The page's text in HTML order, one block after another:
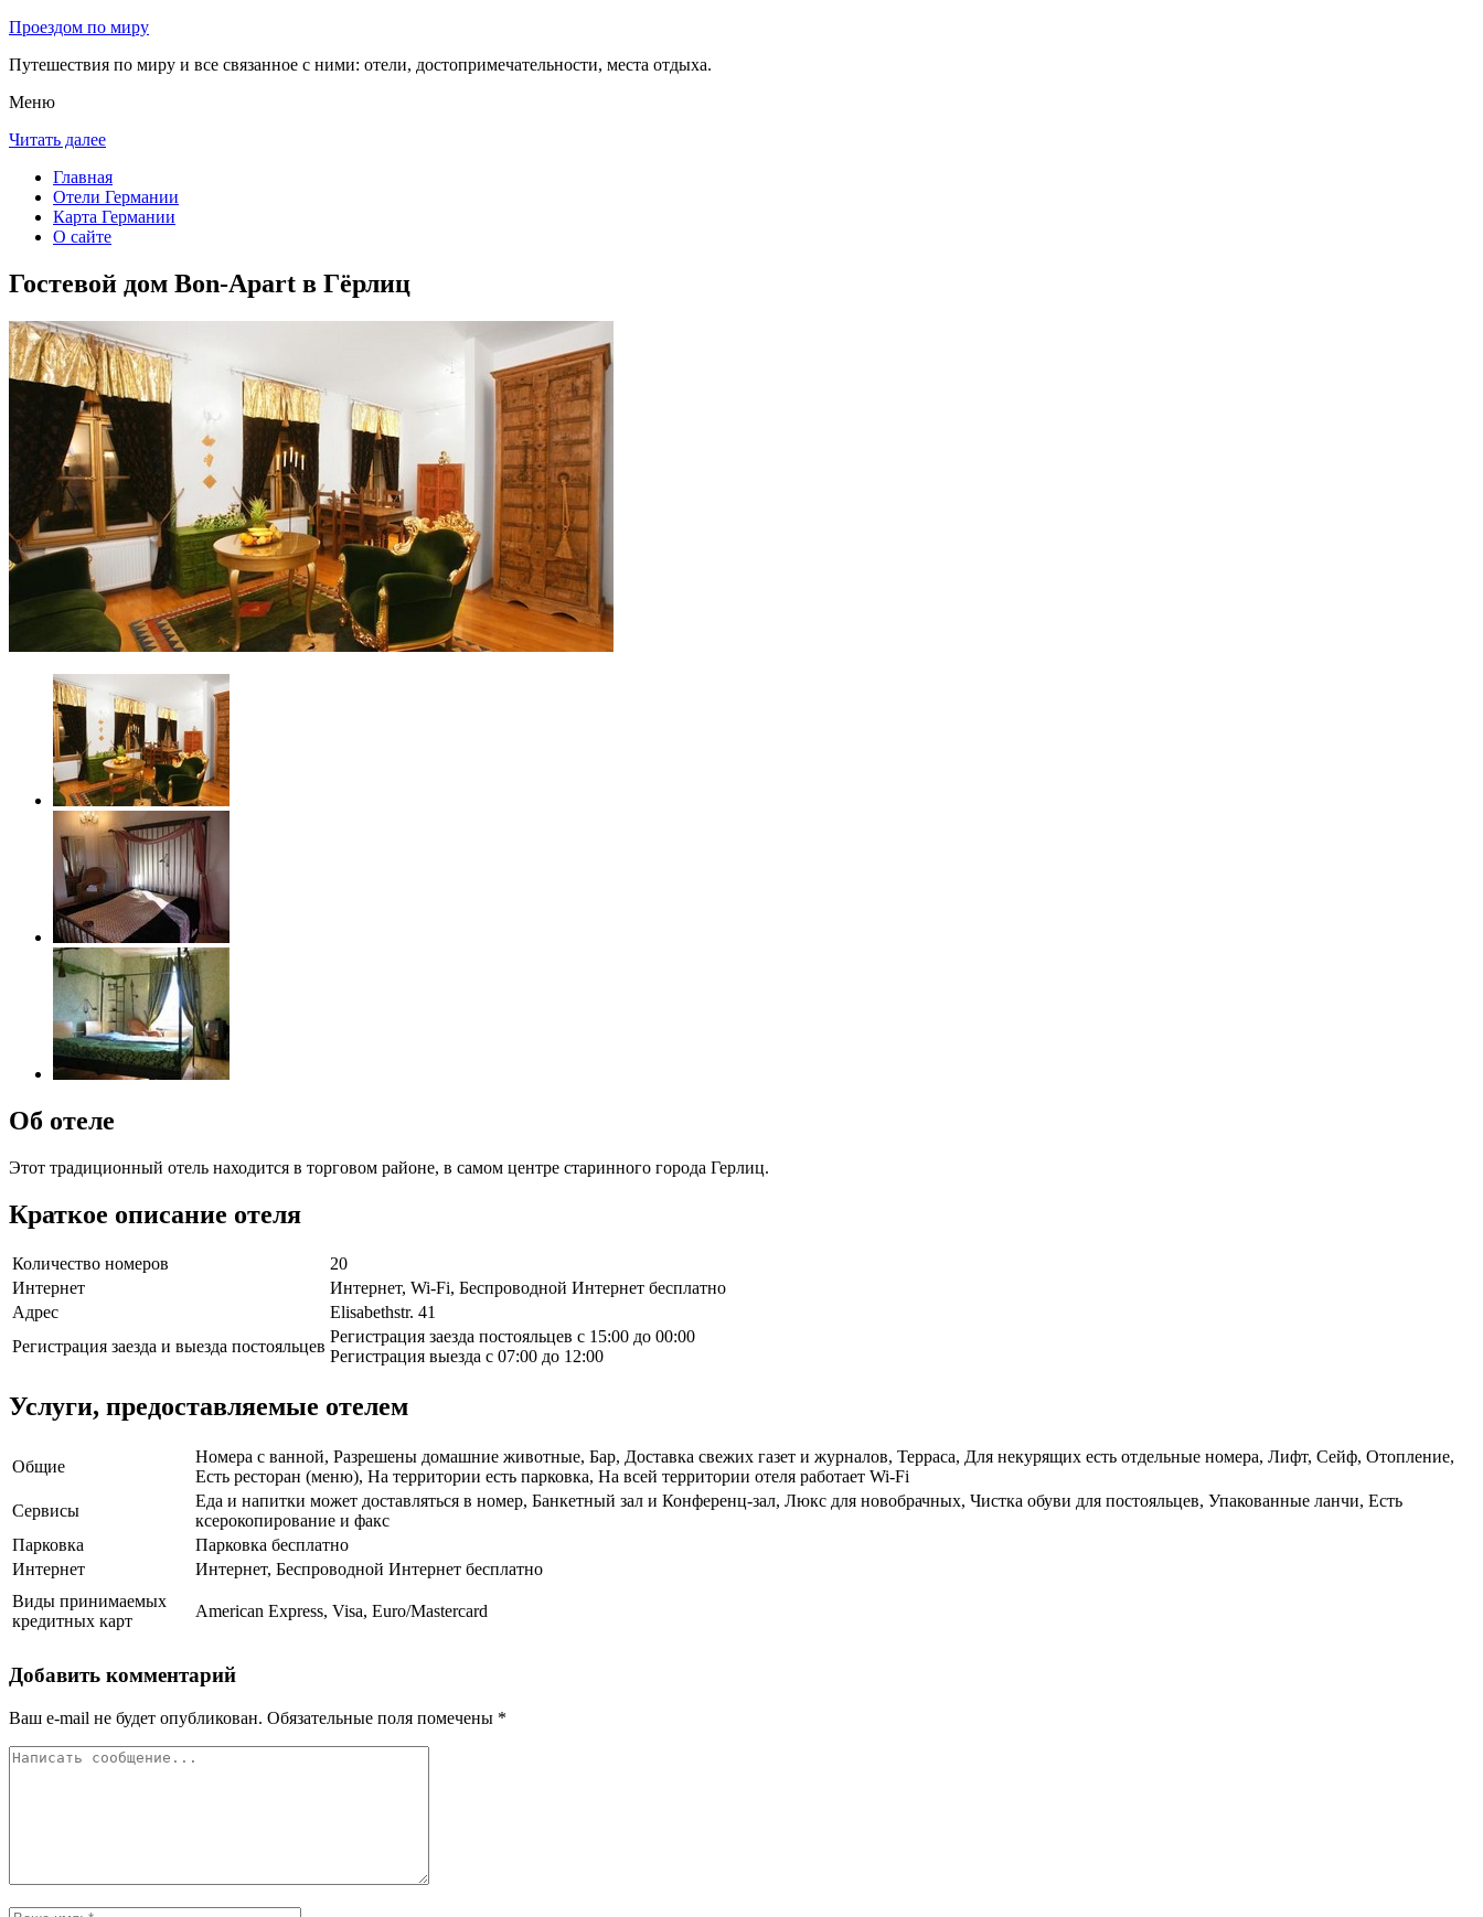
Проездом по миру
Путешествия по миру и все связанное с ними: отели, достопримечательности, места отдыха.
Меню
Читать далее
Главная
Отели Германии
Карта Германии
О сайте
Гостевой дом Bon-Apart в Гёрлиц
Об отеле
Этот традиционный отель находится в торговом районе, в самом центре старинного города Герлиц.
Краткое описание отеля
Количество номеров
20
Интернет
Интернет, Wi-Fi, Беспроводной Интернет бесплатно
Адрес
Elisabethstr. 41
Регистрация заезда и выезда постояльцев
Регистрация заезда постояльцев с 15:00 до 00:00
Регистрация выезда с 07:00 до 12:00
Услуги, предоставляемые отелем
Общие
Номера с ванной, Разрешены домашние животные, Бар, Доставка свежих газет и журналов, Терраса, Для некурящих есть отдельные номера, Лифт, Сейф, Отопление,
Есть ресторан (меню), На территории есть парковка, На всей территории отеля работает Wi-Fi
Сервисы
Еда и напитки может доставляться в номер, Банкетный зал и Конференц-зал, Люкс для новобрачных, Чистка обуви для постояльцев, Упакованные ланчи, Есть
ксерокопирование и факс
Парковка
Парковка бесплатно
Интернет
Интернет, Беспроводной Интернет бесплатно
Виды принимаемых
кредитных карт
American Express, Visa, Euro/Mastercard
Добавить комментарий
Ваш e-mail не будет опубликован. Обязательные поля помечены *